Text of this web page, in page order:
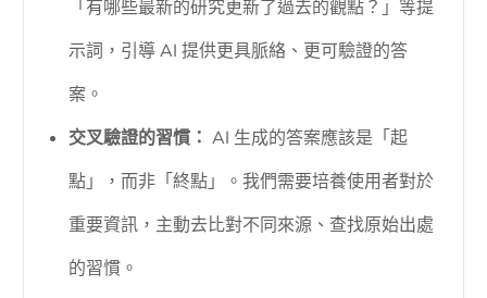
「有哪些最新的研究更新了過去的觀點？」等提
示詞，引導 AI 提供更具脈絡、更可驗證的答
案。
交叉驗證的習慣： AI 生成的答案應該是「起
點」，而非「終點」。我們需要培養使用者對於
重要資訊，主動去比對不同來源、查找原始出處
的習慣。